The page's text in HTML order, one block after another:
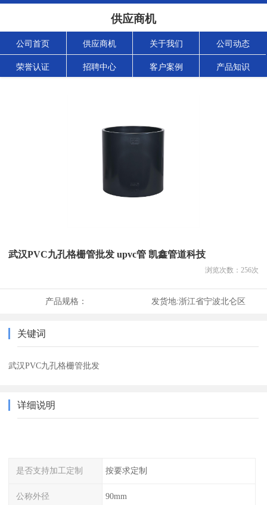
供应商机
公司首页 供应商机 关于我们 公司动态
荣誉认证 招聘中心 客户案例 产品知识
武汉PVC九孔格栅管批发 upvc管 凯鑫管道科技
浏览次数： 256次
产品规格： 发货地:浙江省宁波北仑区
关键词
武汉PVC九孔格栅管批发
详细说明
是否支持加工定制 按要求定制
公称外径 90mm